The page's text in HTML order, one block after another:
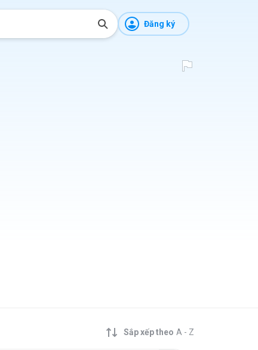
Đăng ký
Sắp xếp theo A - Z